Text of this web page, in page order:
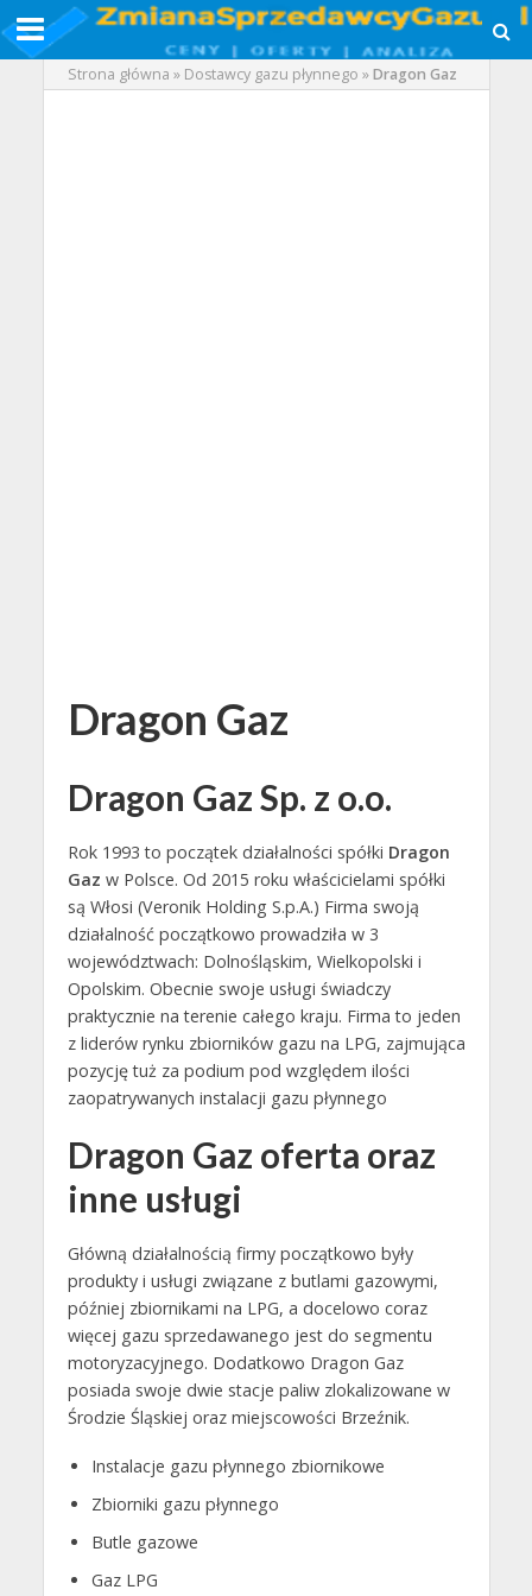
Strona główna » Dostawcy gazu płynnego »Dragon Gaz
Dragon Gaz
Dragon Gaz Sp. z o.o.
Rok 1993 to początek działalności spółki Dragon
Gaz w Polsce. Od 2015 roku właścicielami spółki
są Włosi (Veronik Holding S.p.A.) Firma swoją
działalność początkowo prowadziła w 3
województwach: Dolnośląskim, Wielkopolski i
Opolskim. Obecnie swoje usługi świadczy
praktycznie na terenie całego kraju. Firma to jeden
z liderów rynku zbiorników gazu na LPG, zajmująca
pozycję tuż za podium pod względem ilości
zaopatrywanych instalacji gazu płynnego
Dragon Gaz oferta oraz
inne usługi
Główną działalnością firmy początkowo były
produkty i usługi związane z butlami gazowymi,
później zbiornikami na LPG, a docelowo coraz
więcej gazu sprzedawanego jest do segmentu
motoryzacyjnego. Dodatkowo Dragon Gaz
posiada swoje dwie stacje paliw zlokalizowane w
Środzie Śląskiej oraz miejscowości Brzeźnik.
Instalacje gazu płynnego zbiornikowe
Zbiorniki gazu płynnego
Butle gazowe
Gaz LPG